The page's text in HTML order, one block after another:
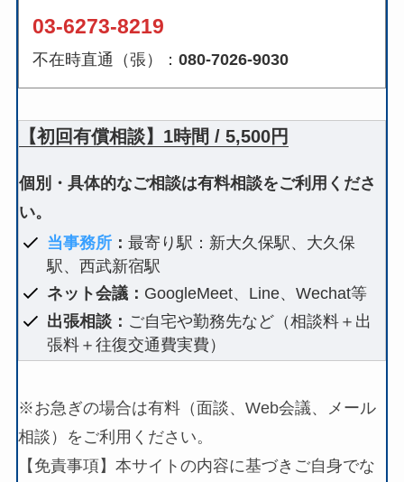
03-6273-8219
不在時直通（張）： 080-7026-9030
【初回有償相談】1時間 / 5,500円
個別・具体的なご相談は有料相談をご利用くださ
い。
当事務所 ：最寄り駅：新大久保駅、大久保
駅、西武新宿駅
ネット会議： GoogleMeet、Line、Wechat等
出張相談： ご自宅や勤務先など（相談料＋出
張料＋往復交通費実費）
※お急ぎの場合は有料（面談、Web会議、メール
相談）をご利用ください。
【免責事項】本サイトの内容に基づきご自身でな